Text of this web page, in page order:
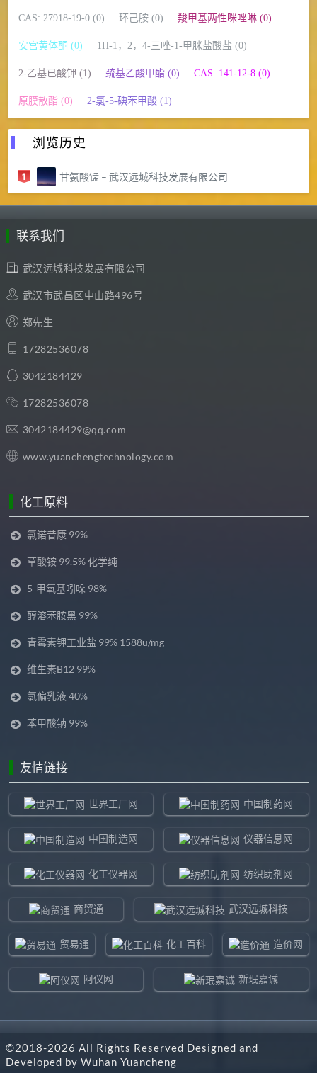
CAS: 27918-19-0 (0) 环己胺 (0) 羧甲基两性咪唑啉 (0)
安宫黄体酮 (0) 1H-1，2，4-三唑-1-甲脒盐酸盐 (0)
2-乙基已酸钾 (1) 巯基乙酸甲酯 (0) CAS: 141-12-8 (0)
原膜散酯 (0) 2-氯-5-碘苯甲酸 (1)
浏览历史
甘氨酸锰 – 武汉远城科技发展有限公司
联系我们
武汉远城科技发展有限公司
武汉市武昌区中山路496号
郑先生
17282536078
3042184429
17282536078
3042184429@qq.com
www.yuanchengtechnology.com
化工原料
氯诺昔康 99%
草酸铵 99.5% 化学纯
5-甲氧基吲哚 98%
醇溶苯胺黑 99%
青霉素钾工业盐 99% 1588u/mg
维生素B12 99%
氯偏乳液 40%
苯甲酸钠 99%
友情链接
世界工厂网 中国制药网
中国制造网 仪器信息网
化工仪器网 纺织助剂网
商贸通 武汉远城科技
贸易通 化工百科 造价网
阿仪网 新珉嘉诚
东北制造网 药智通
©2018-2026 All Rights Reserved Designed and
Developed by Wuhan Yuancheng